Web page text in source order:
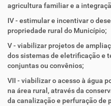
agricultura familiar e a
IV - estimular e incentivar o
propriedade rural do Município;
V - viabilizar projetos de
dos sistemas de eletrificação e
conjuntas ou convênios;
VII - viabilizar o acesso à água
na área rural, através da
da canalização e perfuração de